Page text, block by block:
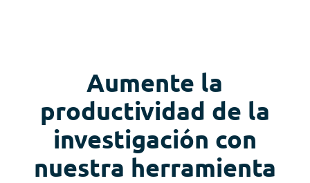
Aumente la
productividad de la
investigación con
nuestra herramienta